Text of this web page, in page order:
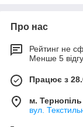
Клеї на основі
побутові
іншими склеюють
здатне змінити
Існує дві
будівельна і
Про нас
Рейтинг не
Менше 5
Працює з
м. Тернопіль
вул.